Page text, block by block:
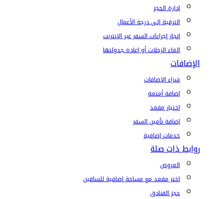
إدارة الحجز
الترقية إلى درجة الأعمال
إنجاز إجراءات السفر عبر الإنترنت
إلغاء الرحلات أو إعادة جدولتها
الإضافات
شراء الإضافات
إضافة أمتعة
اختيار مقعد
إضافة تأمين السفر
خدمات إضافية
روابط ذات صلة
العروض
اختر مقعد مع مساحة إضافية للساقين
حجز الفنادق